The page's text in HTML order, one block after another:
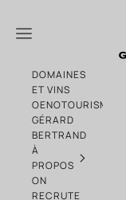
Menu
DOMAINES
ET VINS
OENOTOURISME
GÉRARD
BERTRAND
À
PROPOS
ON
RECRUTE